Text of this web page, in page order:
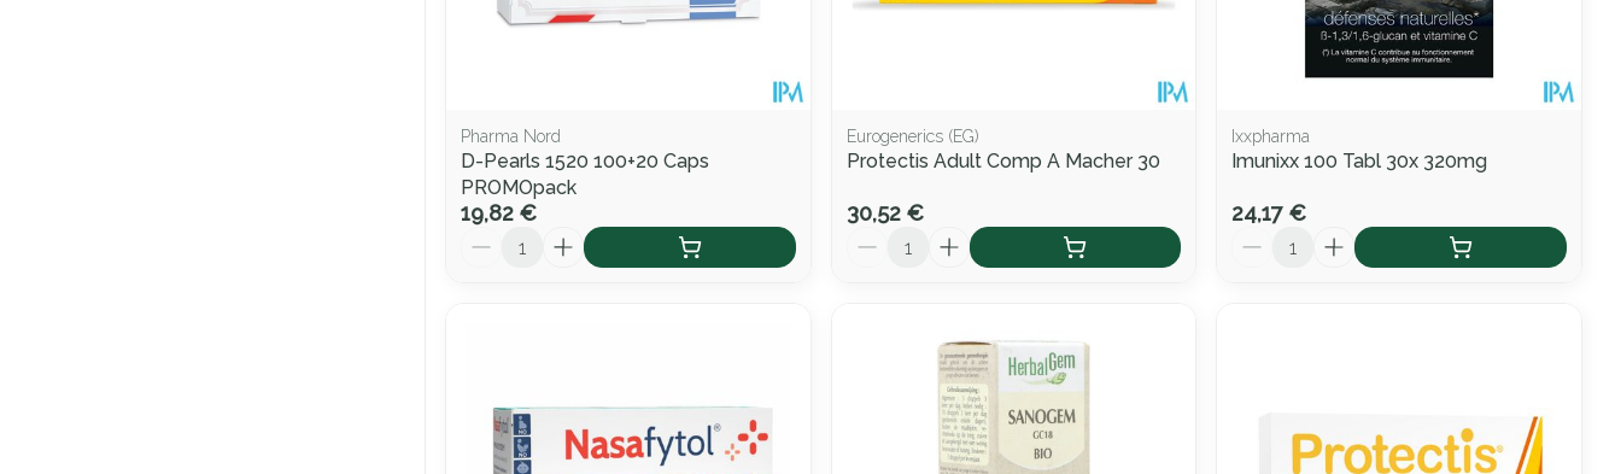
Pharma Nord
D-Pearls 1520 100+20 Caps
PROMOpack
19,82 €
Quantité
Eurogenerics (EG)
Protectis Adult Comp A Macher 30
30,52 €
Quantité
Ixxpharma
Imunixx 100 Tabl 30x 320mg
24,17 €
Quantité